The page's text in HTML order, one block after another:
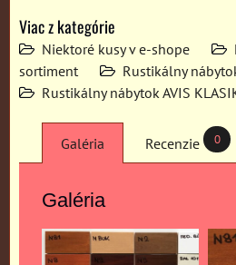
Viac z kategórie
Niektoré kusy v e-shope
sortiment
Rustikálny
Rustikálny nábytok AVIS
Galéria Recenzie 0
Galéria